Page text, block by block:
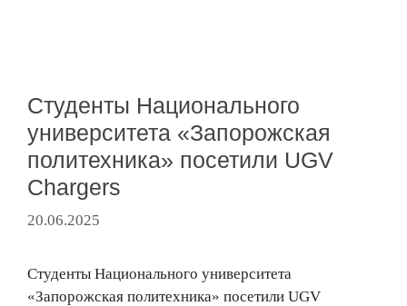
Студенты Национального
университета «Запорожская
политехника» посетили UGV
Chargers
20.06.2025
Студенты Национального университета
«Запорожская политехника» посетили UGV